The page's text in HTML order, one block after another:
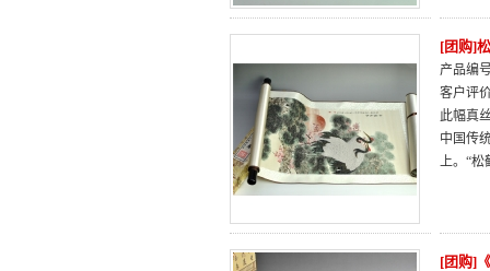
[团购]
产品编
客户评
此幅真
中国传
上。“松
[团购]